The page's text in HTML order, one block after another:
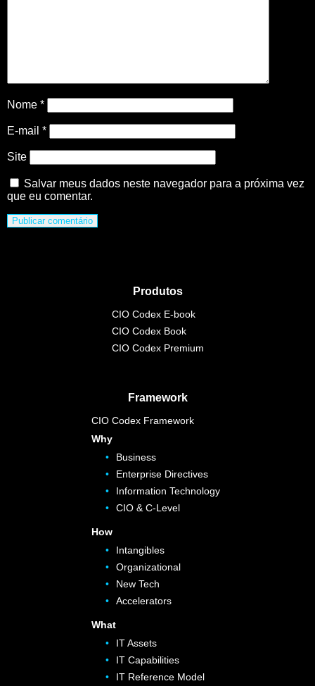
Nome *
E-mail *
Site
Salvar meus dados neste navegador para a próxima vez
que eu comentar.
Produtos
CIO Codex E-book
CIO Codex Book
CIO Codex Premium
Framework
CIO Codex Framework
Why
Business
Enterprise Directives
Information Technology
CIO & C-Level
How
Intangibles
Organizational
New Tech
Accelerators
What
IT Assets
IT Capabilities
IT Reference Model